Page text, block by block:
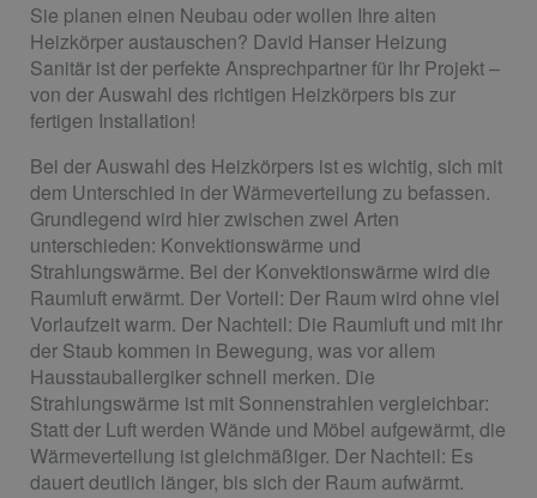
Sie planen einen Neubau oder wollen Ihre alten
Heizkörper austauschen? David Hanser Heizung
Sanitär ist der perfekte Ansprechpartner für Ihr Projekt –
von der Auswahl des richtigen Heizkörpers bis zur
fertigen Installation!
Bei der Auswahl des Heizkörpers ist es wichtig, sich mit
dem Unterschied in der Wärmeverteilung zu befassen.
Grundlegend wird hier zwischen zwei Arten
unterschieden: Konvektionswärme und
Strahlungswärme. Bei der Konvektionswärme wird die
Raumluft erwärmt. Der Vorteil: Der Raum wird ohne viel
Vorlaufzeit warm. Der Nachteil: Die Raumluft und mit ihr
der Staub kommen in Bewegung, was vor allem
Hausstauballergiker schnell merken. Die
Strahlungswärme ist mit Sonnenstrahlen vergleichbar:
Statt der Luft werden Wände und Möbel aufgewärmt, die
Wärmeverteilung ist gleichmäßiger. Der Nachteil: Es
dauert deutlich länger, bis sich der Raum aufwärmt.